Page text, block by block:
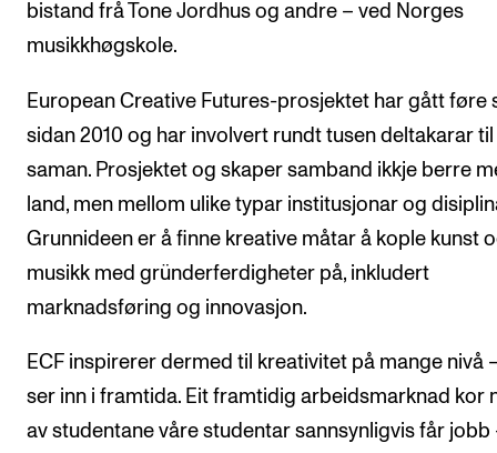
bistand frå Tone Jordhus og andre – ved Norges
musikkhøgskole.
European Creative Futures-prosjektet har gått føre
sidan 2010 og har involvert rundt tusen deltakarar til
saman. Prosjektet og skaper samband ikkje berre
land, men mellom ulike typar institusjonar og
Grunnideen er å finne kreative måtar å kople kunst
musikk med gründerferdigheter på, inkludert
marknadsføring og innovasjon.
ECF inspirerer dermed til kreativitet på mange nivå
ser inn i framtida. Eit framtidig arbeidsmarknad kor
av studentane våre studentar sannsynligvis får jobb